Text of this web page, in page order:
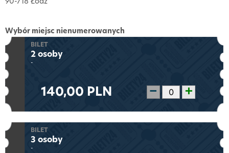
Wybór miejsc nienumerowanych
BILET
2 osoby
-
140,00 PLN − +
BILET
3 osoby
-